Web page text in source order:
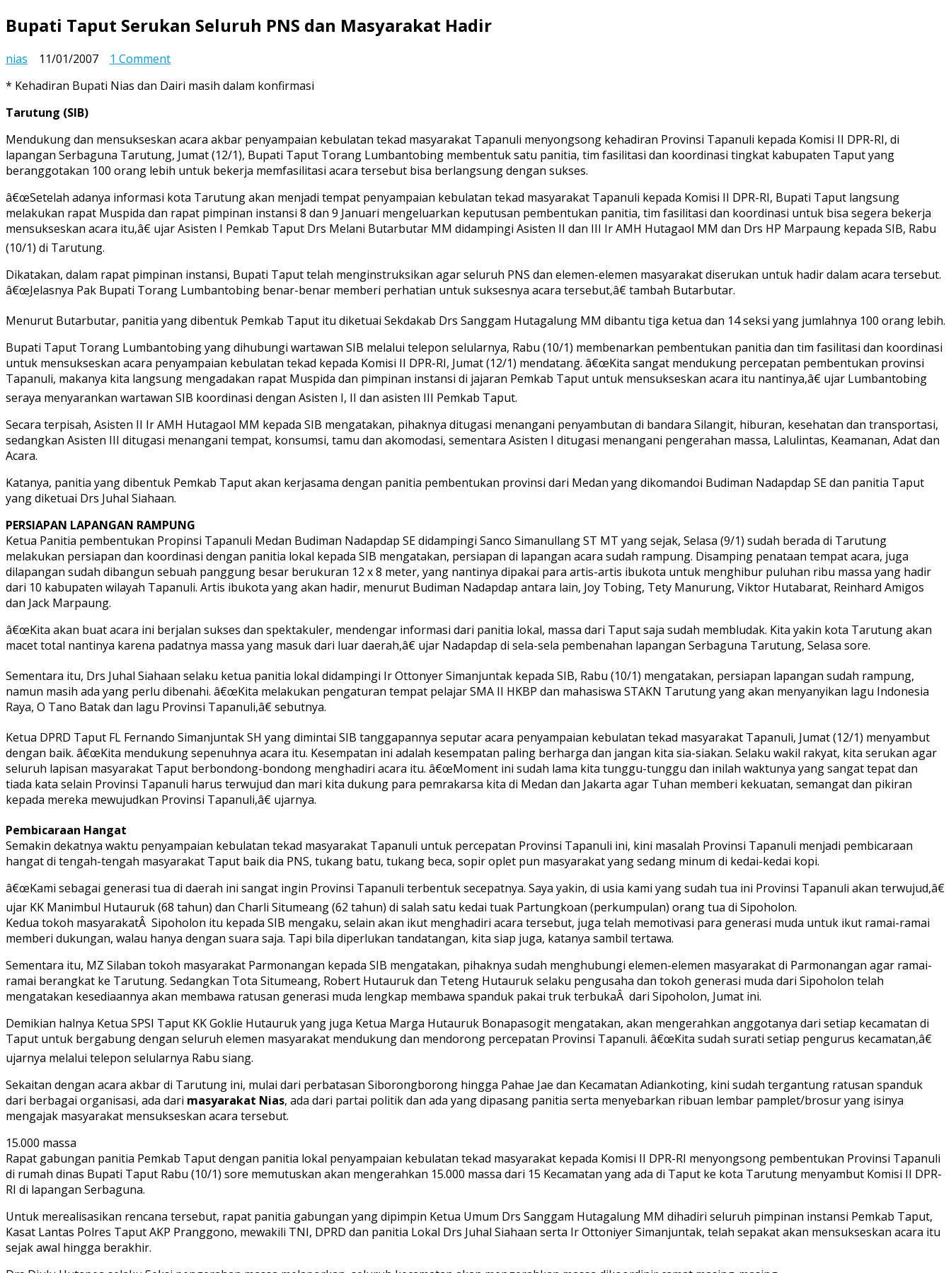
Bupati Taput Serukan Seluruh PNS dan Masyarakat Hadir
nias 11/01/2007 1 Commenton
Taput
PNS
dan
Masyarakat
* Kehadiran Bupati Nias dan Dairi masih dalam konfirmasi
Tarutung (SIB)
Mendukung dan mensukseskan acara akbar penyampaian kebulatan tekad masyarakat Tapanuli menyongsong kehadiran Provinsi Tapanuli kepada Komisi II DPR-RI, di
lapangan Serbaguna Tarutung, Jumat (12/1), Bupati Taput Torang Lumbantobing membentuk satu panitia, tim fasilitasi dan koordinasi tingkat kabupaten Taput yang
beranggotakan 100 orang lebih untuk bekerja memfasilitasi acara tersebut bisa berlangsung dengan sukses.
â€œSetelah adanya informasi kota Tarutung akan menjadi tempat penyampaian kebulatan tekad masyarakat Tapanuli kepada Komisi II DPR-RI, Bupati Taput langsung
melakukan rapat Muspida dan rapat pimpinan instansi 8 dan 9 Januari mengeluarkan keputusan pembentukan panitia, tim fasilitasi dan koordinasi untuk bisa segera bekerja
mensukseskan acara itu,â€ ujar Asisten I Pemkab Taput Drs Melani Butarbutar MM didampingi Asisten II dan III Ir AMH Hutagaol MM dan Drs HP Marpaung kepada SIB, Rabu
(10/1) di Tarutung.
Dikatakan, dalam rapat pimpinan instansi, Bupati Taput telah menginstruksikan agar seluruh PNS dan elemen-elemen masyarakat diserukan untuk hadir dalam acara tersebut.
â€œJelasnya Pak Bupati Torang Lumbantobing benar-benar memberi perhatian untuk suksesnya acara tersebut,â€ tambah Butarbutar.
Menurut Butarbutar, panitia yang dibentuk Pemkab Taput itu diketuai Sekdakab Drs Sanggam Hutagalung MM dibantu tiga ketua dan 14 seksi yang jumlahnya 100 orang lebih.
Bupati Taput Torang Lumbantobing yang dihubungi wartawan SIB melalui telepon selularnya, Rabu (10/1) membenarkan pembentukan panitia dan tim fasilitasi dan koordinasi
untuk mensukseskan acara penyampaian kebulatan tekad kepada Komisi II DPR-RI, Jumat (12/1) mendatang. â€œKita sangat mendukung percepatan pembentukan provinsi
Tapanuli, makanya kita langsung mengadakan rapat Muspida dan pimpinan instansi di jajaran Pemkab Taput untuk mensukseskan acara itu nantinya,â€ ujar Lumbantobing
seraya menyarankan wartawan SIB koordinasi dengan Asisten I, II dan asisten III Pemkab Taput.
Secara terpisah, Asisten II Ir AMH Hutagaol MM kepada SIB mengatakan, pihaknya ditugasi menangani penyambutan di bandara Silangit, hiburan, kesehatan dan transportasi,
sedangkan Asisten III ditugasi menangani tempat, konsumsi, tamu dan akomodasi, sementara Asisten I ditugasi menangani pengerahan massa, Lalulintas, Keamanan, Adat dan
Acara.
Katanya, panitia yang dibentuk Pemkab Taput akan kerjasama dengan panitia pembentukan provinsi dari Medan yang dikomandoi Budiman Nadapdap SE dan panitia Taput
yang diketuai Drs Juhal Siahaan.
PERSIAPAN LAPANGAN RAMPUNG
Ketua Panitia pembentukan Propinsi Tapanuli Medan Budiman Nadapdap SE didampingi Sanco Simanullang ST MT yang sejak, Selasa (9/1) sudah berada di Tarutung
melakukan persiapan dan koordinasi dengan panitia lokal kepada SIB mengatakan, persiapan di lapangan acara sudah rampung. Disamping penataan tempat acara, juga
dilapangan sudah dibangun sebuah panggung besar berukuran 12 x 8 meter, yang nantinya dipakai para artis-artis ibukota untuk menghibur puluhan ribu massa yang hadir
dari 10 kabupaten wilayah Tapanuli. Artis ibukota yang akan hadir, menurut Budiman Nadapdap antara lain, Joy Tobing, Tety Manurung, Viktor Hutabarat, Reinhard Amigos
dan Jack Marpaung.
â€œKita akan buat acara ini berjalan sukses dan spektakuler, mendengar informasi dari panitia lokal, massa dari Taput saja sudah membludak. Kita yakin kota Tarutung akan
macet total nantinya karena padatnya massa yang masuk dari luar daerah,â€ ujar Nadapdap di sela-sela pembenahan lapangan Serbaguna Tarutung, Selasa sore.
Sementara itu, Drs Juhal Siahaan selaku ketua panitia lokal didampingi Ir Ottonyer Simanjuntak kepada SIB, Rabu (10/1) mengatakan, persiapan lapangan sudah rampung,
namun masih ada yang perlu dibenahi. â€œKita melakukan pengaturan tempat pelajar SMA II HKBP dan mahasiswa STAKN Tarutung yang akan menyanyikan lagu Indonesia
Raya, O Tano Batak dan lagu Provinsi Tapanuli,â€ sebutnya.
Ketua DPRD Taput FL Fernando Simanjuntak SH yang dimintai SIB tanggapannya seputar acara penyampaian kebulatan tekad masyarakat Tapanuli, Jumat (12/1) menyambut
dengan baik. â€œKita mendukung sepenuhnya acara itu. Kesempatan ini adalah kesempatan paling berharga dan jangan kita sia-siakan. Selaku wakil rakyat, kita serukan agar
seluruh lapisan masyarakat Taput berbondong-bondong menghadiri acara itu. â€œMoment ini sudah lama kita tunggu-tunggu dan inilah waktunya yang sangat tepat dan
tiada kata selain Provinsi Tapanuli harus terwujud dan mari kita dukung para pemrakarsa kita di Medan dan Jakarta agar Tuhan memberi kekuatan, semangat dan pikiran
kepada mereka mewujudkan Provinsi Tapanuli,â€ ujarnya.
Pembicaraan Hangat
Semakin dekatnya waktu penyampaian kebulatan tekad masyarakat Tapanuli untuk percepatan Provinsi Tapanuli ini, kini masalah Provinsi Tapanuli menjadi pembicaraan
hangat di tengah-tengah masyarakat Taput baik dia PNS, tukang batu, tukang beca, sopir oplet pun masyarakat yang sedang minum di kedai-kedai kopi.
â€œKami sebagai generasi tua di daerah ini sangat ingin Provinsi Tapanuli terbentuk secepatnya. Saya yakin, di usia kami yang sudah tua ini Provinsi Tapanuli akan terwujud,â€
ujar KK Manimbul Hutauruk (68 tahun) dan Charli Situmeang (62 tahun) di salah satu kedai tuak Partungkoan (perkumpulan) orang tua di Sipoholon.
Kedua tokoh masyarakatÂ Sipoholon itu kepada SIB mengaku, selain akan ikut menghadiri acara tersebut, juga telah memotivasi para generasi muda untuk ikut ramai-ramai
memberi dukungan, walau hanya dengan suara saja. Tapi bila diperlukan tandatangan, kita siap juga, katanya sambil tertawa.
Sementara itu, MZ Silaban tokoh masyarakat Parmonangan kepada SIB mengatakan, pihaknya sudah menghubungi elemen-elemen masyarakat di Parmonangan agar ramai-
ramai berangkat ke Tarutung. Sedangkan Tota Situmeang, Robert Hutauruk dan Teteng Hutauruk selaku pengusaha dan tokoh generasi muda dari Sipoholon telah
mengatakan kesediaannya akan membawa ratusan generasi muda lengkap membawa spanduk pakai truk terbukaÂ dari Sipoholon, Jumat ini.
Demikian halnya Ketua SPSI Taput KK Goklie Hutauruk yang juga Ketua Marga Hutauruk Bonapasogit mengatakan, akan mengerahkan anggotanya dari setiap kecamatan di
Taput untuk bergabung dengan seluruh elemen masyarakat mendukung dan mendorong percepatan Provinsi Tapanuli. â€œKita sudah surati setiap pengurus kecamatan,â€
ujarnya melalui telepon selularnya Rabu siang.
Sekaitan dengan acara akbar di Tarutung ini, mulai dari perbatasan Siborongborong hingga Pahae Jae dan Kecamatan Adiankoting, kini sudah tergantung ratusan spanduk
dari berbagai organisasi, ada dari masyarakat Nias, ada dari partai politik dan ada yang dipasang panitia serta menyebarkan ribuan lembar pamplet/brosur yang isinya
mengajak masyarakat mensukseskan acara tersebut.
15.000 massa
Rapat gabungan panitia Pemkab Taput dengan panitia lokal penyampaian kebulatan tekad masyarakat kepada Komisi II DPR-RI menyongsong pembentukan Provinsi Tapanuli
di rumah dinas Bupati Taput Rabu (10/1) sore memutuskan akan mengerahkan 15.000 massa dari 15 Kecamatan yang ada di Taput ke kota Tarutung menyambut Komisi II DPR-
RI di lapangan Serbaguna.
Untuk merealisasikan rencana tersebut, rapat panitia gabungan yang dipimpin Ketua Umum Drs Sanggam Hutagalung MM dihadiri seluruh pimpinan instansi Pemkab Taput,
Kasat Lantas Polres Taput AKP Pranggono, mewakili TNI, DPRD dan panitia Lokal Drs Juhal Siahaan serta Ir Ottoniyer Simanjuntak, telah sepakat akan mensukseskan acara itu
sejak awal hingga berakhir.